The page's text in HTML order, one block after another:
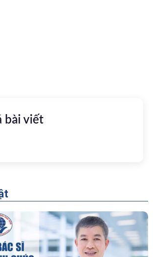
bài viết
Đường” Của Khoa Thăm Dò Chức